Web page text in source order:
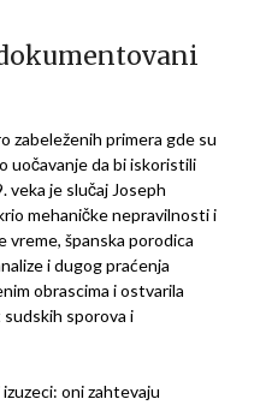
zabeleženih primera gde su
uočavanje da bi iskoristili
veka je slučaj Joseph
mehaničke nepravilnosti i
vreme, španska porodica
i dugog praćenja
obrascima i ostvarila
sporova i
oni zahtevaju